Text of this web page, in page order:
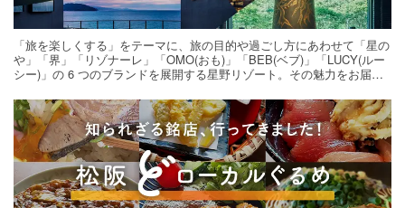
「旅を楽しくする」をテーマに、旅の目的や過ごし方にあわせて「星の
や」「界」「リゾナーレ」「OMO(おも)」「BEB(ベブ)」「LUCY(ルー
シー)」の 6 つのブランドを展開する星野リゾート。その魅力をお届け